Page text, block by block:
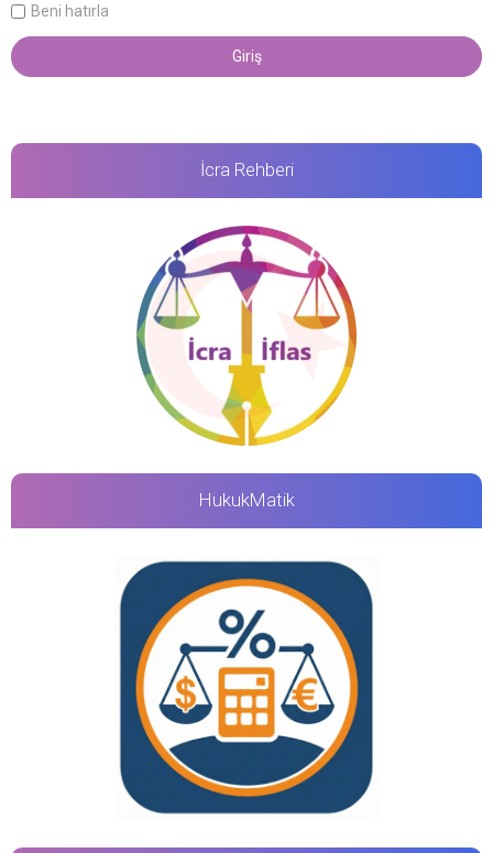
Beni hatırla
İcra Rehberi
HukukMatik